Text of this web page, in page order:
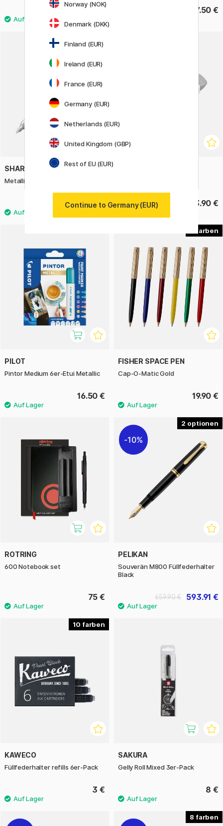
95 € 27.50 €
SHARPIE
Metallic Silver
4.10 € 3.90 €
PILOT
Pintor Medium 6er-Etui Metallic
16.50 €
FISHER SPACE PEN
Cap-O-Matic Gold
19.90 €
ROTRING
600 Notebook set
75 €
2
10%
PELIKAN
Souverän M800 Füllfederhalter
Black
593.91 €
659.90 €
10
KAWECO
Füllfederhalter refills 6er-Pack
3 €
SAKURA
Gelly Roll Mixed 3er-Pack
8 €
8
Norway (NOK)
Denmark (DKK)
Finland (EUR)
Ireland (EUR)
France (EUR)
Germany (EUR)
Netherlands (EUR)
United Kingdom (GBP)
Rest of EU (EUR)
Continue to Germany (EUR)